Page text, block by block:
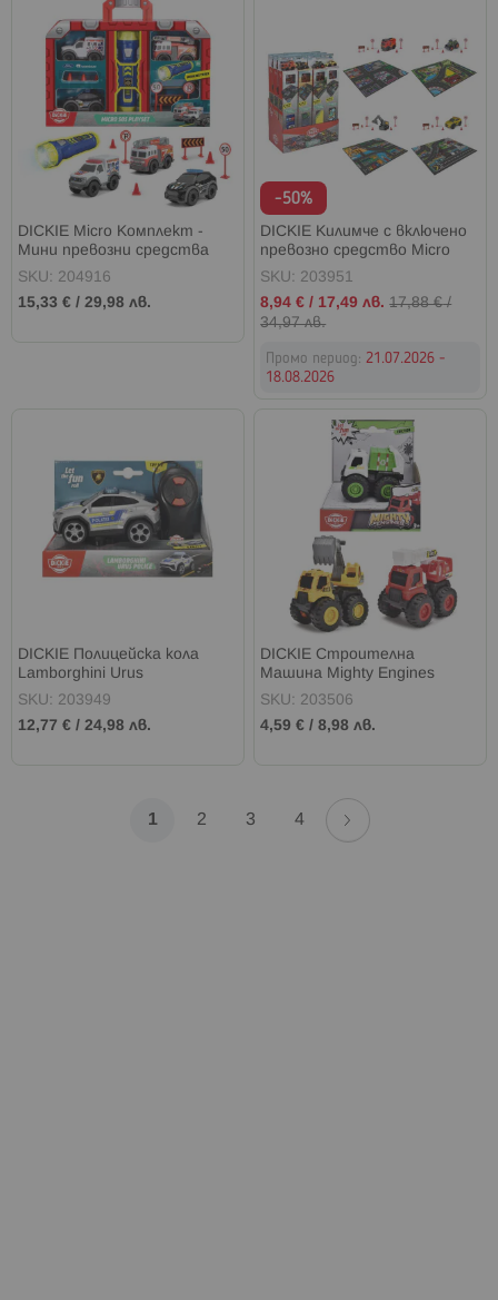
DICKIE Micro Комплект -
Мини превозни средства
SKU: 204916
15,33 € / 29,98 лв.
-50%
DICKIE Килимче с включено
превозно средство Micro
World Playmat
SKU: 203951
Промо
цена
8,94 € / 17,49 лв. 17,88 €/
34,97 лв.
Промо период:21.07.2026 -
18.08.2026
DICKIE Полицейска кола
Lamborghini Urus
SKU: 203949
12,77 € / 24,98 лв.
DICKIE Строителна
Машина Mighty Engines
8,5см.
SKU: 203506
4,59 € /8,98 лв.
Страница
В1 Страница
2 Страница
3 Страница
4
Страница
Напред